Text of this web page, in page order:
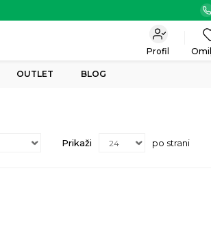
Profil
OUTLET BLOG
Prikaži po strani